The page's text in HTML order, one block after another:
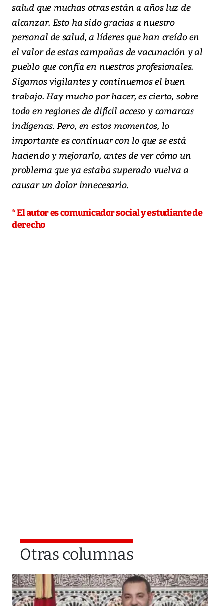
salud que muchas otras están a años luz de
alcanzar. Esto ha sido gracias a nuestro
personal de salud, a líderes que han creído en
el valor de estas campañas de vacunación y al
pueblo que confía en nuestros profesionales.
Sigamos vigilantes y continuemos el buen
trabajo. Hay mucho por hacer, es cierto, sobre
todo en regiones de difícil acceso y comarcas
indígenas. Pero, en estos momentos, lo
importante es continuar con lo que se está
haciendo y mejorarlo, antes de ver cómo un
problema que ya estaba superado vuelva a
causar un dolor innecesario.
* El autor es comunicador social y estudiante de
derecho
Otras columnas